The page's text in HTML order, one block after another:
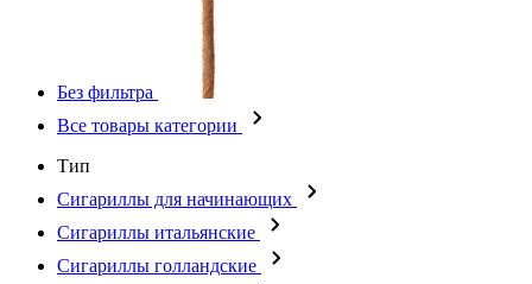
Без фильтра
Все товары категории
Тип
Сигариллы для начинающих
Сигариллы итальянские
Сигариллы голландские